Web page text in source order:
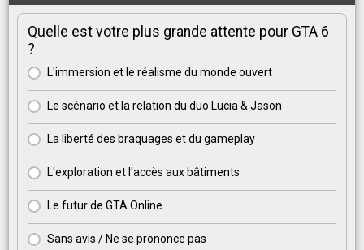
Quelle est votre plus grande attente pour GTA 6
?
L'immersion et le réalisme du monde ouvert
Le scénario et la relation du duo Lucia & Jason
La liberté des braquages et du gameplay
L'exploration et l'accès aux bâtiments
Le futur de GTA Online
Sans avis / Ne se prononce pas